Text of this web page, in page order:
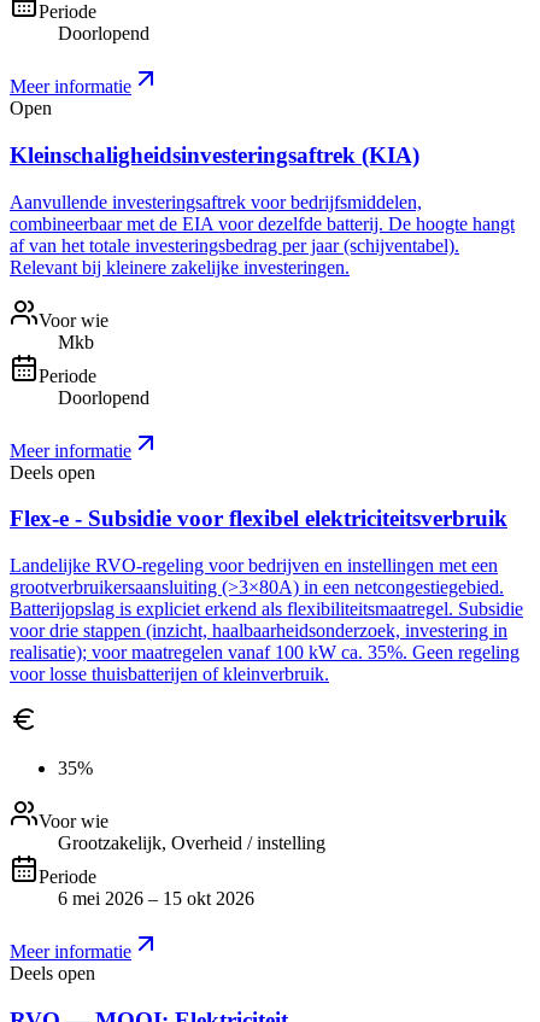
Periode
Doorlopend
Meer informatie
Open
Kleinschaligheidsinvesteringsaftrek (KIA)
Aanvullende investeringsaftrek voor bedrijfsmiddelen,
combineerbaar met de EIA voor dezelfde batterij. De hoogte hangt
af van het totale investeringsbedrag per jaar (schijventabel).
Relevant bij kleinere zakelijke investeringen.
Voor wie
Mkb
Periode
Doorlopend
Meer informatie
Deels open
Flex-e - Subsidie voor flexibel elektriciteitsverbruik
Landelijke RVO-regeling voor bedrijven en instellingen met een
grootverbruikersaansluiting (>3×80A) in een netcongestiegebied.
Batterijopslag is expliciet erkend als flexibiliteitsmaatregel. Subsidie
voor drie stappen (inzicht, haalbaarheidsonderzoek, investering in
realisatie); voor maatregelen vanaf 100 kW ca. 35%. Geen regeling
voor losse thuisbatterijen of kleinverbruik.
35%
Voor wie
Grootzakelijk, Overheid / instelling
Periode
6 mei 2026 – 15 okt 2026
Meer informatie
Deels open